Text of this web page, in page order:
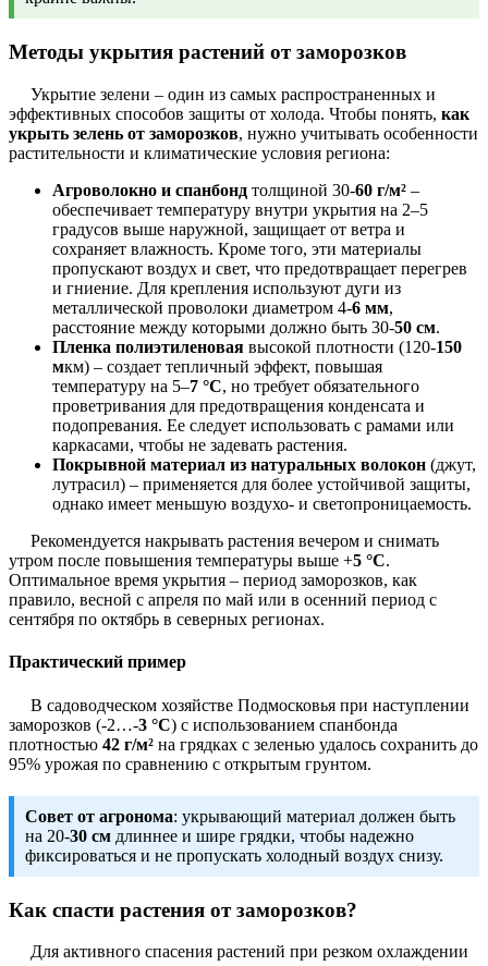
Методы укрытия растений от заморозков
Укрытие зелени – один из самых распространенных и
эффективных способов защиты от холода. Чтобы понять, как
укрыть зелень от заморозков, нужно учитывать особенности
растительности и климатические условия региона:
Агроволокно и спанбонд толщиной 30-60 г/м² –
обеспечивает температуру внутри укрытия на 2–5
градусов выше наружной, защищает от ветра и
сохраняет влажность. Кроме того, эти материалы
пропускают воздух и свет, что предотвращает перегрев
и гниение. Для крепления используют дуги из
металлической проволоки диаметром 4-6 мм,
расстояние между которыми должно быть 30-50 см.
Пленка полиэтиленовая высокой плотности (120-150
мкм) – создает тепличный эффект, повышая
температуру на 5–7 °C, но требует обязательного
проветривания для предотвращения конденсата и
подопревания. Ее следует использовать с рамами или
каркасами, чтобы не задевать растения.
Покрывной материал из натуральных волокон (джут,
лутрасил) – применяется для более устойчивой защиты,
однако имеет меньшую воздухо- и светопроницаемость.
Рекомендуется накрывать растения вечером и снимать
утром после повышения температуры выше +5 °С.
Оптимальное время укрытия – период заморозков, как
правило, весной с апреля по май или в осенний период с
сентября по октябрь в северных регионах.
Практический пример
В садоводческом хозяйстве Подмосковья при наступлении
заморозков (-2…-3 °C) с использованием спанбонда
плотностью 42 г/м² на грядках с зеленью удалось сохранить до
95% урожая по сравнению с открытым грунтом.
Совет от агронома: укрывающий материал должен быть
на 20-30 см длиннее и шире грядки, чтобы надежно
фиксироваться и не пропускать холодный воздух снизу.
Как спасти растения от заморозков?
Для активного спасения растений при резком охлаждении